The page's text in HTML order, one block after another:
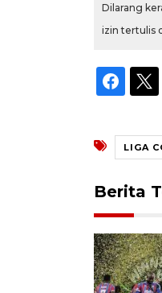
Dilarang
izin tertulis
LIGA
Berita